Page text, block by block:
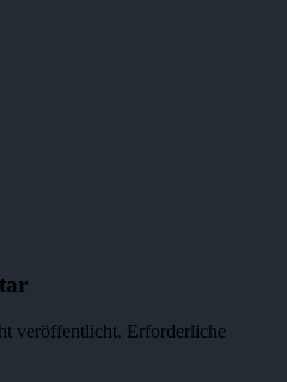
veröffentlicht. Erforderliche